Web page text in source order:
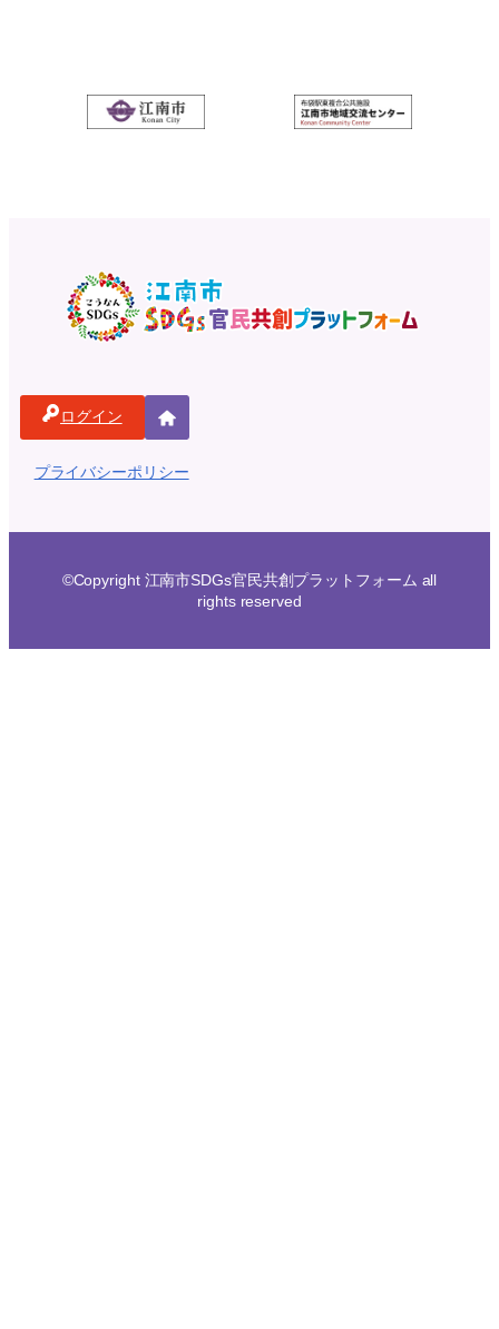
ログイン
ー
プライバシーポリシー
©Copyright 江南市SDGs官民共創プラットフォーム all
rights reserved